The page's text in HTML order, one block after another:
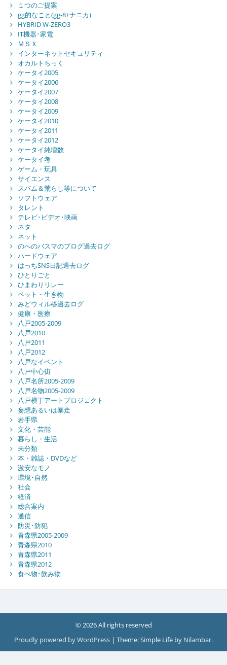
１つのご提案
gg的なこと(gg-8+ナニカ)
HYBRID W-ZERO3
IT機器･家電
ＭＳＸ
インターネットセキュリティ
オカルトちっく
ケータイ2005
ケータイ2006
ケータイ2007
ケータイ2008
ケータイ2009
ケータイ2010
ケータイ2011
ケータイ2012
ケータイ純増数
ケータイ考
ゲーム・玩具
サイエンス
スパム＆荒らし等について
ソフトウェア
タレント
テレビ･ビデオ･映画
ネタ
ネット
のへのバスマのブログ過去ログ
ハードウェア
はっちSNS日記過去ログ
ひとりごと
ひまわりリレー
ペット・生き物
みどウィル移過去ログ
健康・医療
八戸2005-2009
八戸2010
八戸2011
八戸2012
八戸なイベント
八戸中心街
八戸名所2005-2009
八戸名物2005-2009
八戸横丁アートプロジェクト
妄想あるいは暴走
岩手県
文化・芸能
暮らし・生活
未分類
本・雑誌・DVDなど
激安なモノ
環境･自然
社会
経済
総合案内
通信
防災･防犯
青森県2005-2009
青森県2010
青森県2011
青森県2012
食べ物･飲み物
© 2026 All rights reserved
Proudly powered by WordPress | Theme: Simple Life by Nilambar.